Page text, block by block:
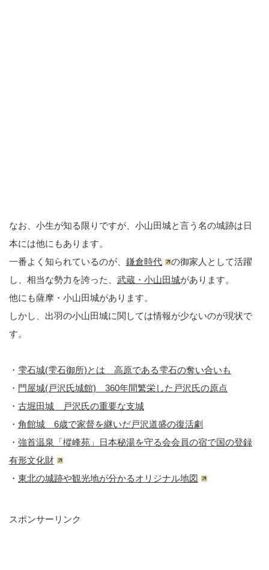
なお、小生が知る限りですが、小山田城と言う名の城跡は日
本には他にもあります。
一番よく知られているのが、 鎌倉時代
の御家人として活躍
し、相当な勢力を誇った、 武蔵・小山田城があります。
他にも薩摩・小山田城があります。
しかし、出羽の小山田城に関しては情報が少ないのが現状で
す。
・ 雫石城(雫石御所)とは 高原である雫石の奪い合いも
・ 門屋城(戸沢氏城館) 360年間繁栄した戸沢氏の原点
・ 古堀田城 戸沢氏の重要な支城
・ 角館城 6歳で家督を継いだ戸沢道盛の復活劇
・ 強首温泉「樅峰苑」日本秘湯を守る会会員の宿で国の登録
有形文化財
・ 東北の城跡や観光地が分かるオリジナル地図
スポンサーリンク